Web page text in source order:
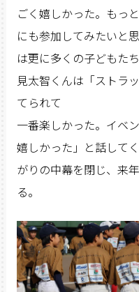
ごく嬉しかった。もっ
にも参加してみたいと
は更に多くの子どもた
見太智くんは「ストラ
てられて
一番楽しかった。イベ
嬉しかった」と話して
がりの中幕を閉じ、来
る。